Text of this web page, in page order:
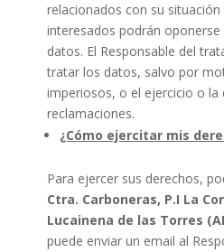
relacionados con su
interesados podrán
datos. El Responsable del
tratar los datos, salvo por
imperiosos, o el ejercicio o la
reclamaciones.
¿Cómo ejercitar mis
Para ejercer sus derechos,
Ctra. Carboneras, P.I La
Lucainena de las Torres
puede enviar un email al